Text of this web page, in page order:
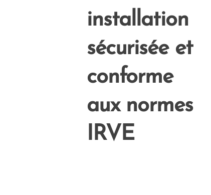
installation
sécurisée et
conforme
aux normes
IRVE